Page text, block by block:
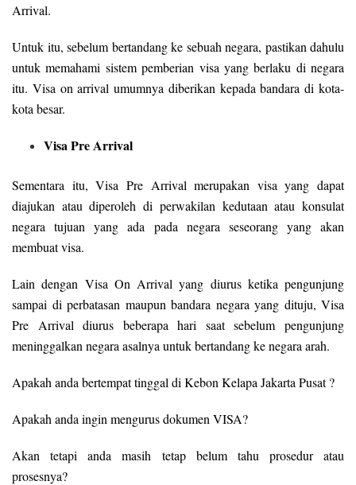
Arrival.
Untuk itu, sebelum bertandang ke sebuah negara, pastikan dahulu
untuk memahami sistem pemberian visa yang berlaku di negara
itu. Visa on arrival umumnya diberikan kepada bandara di kota-
kota besar.
Visa Pre Arrival
Sementara itu, Visa Pre Arrival merupakan visa yang dapat
diajukan atau diperoleh di perwakilan kedutaan atau konsulat
negara tujuan yang ada pada negara seseorang yang akan
membuat visa.
Lain dengan Visa On Arrival yang diurus ketika pengunjung
sampai di perbatasan maupun bandara negara yang dituju, Visa
Pre Arrival diurus beberapa hari saat sebelum pengunjung
meninggalkan negara asalnya untuk bertandang ke negara arah.
Apakah anda bertempat tinggal di Kebon Kelapa Jakarta Pusat ?
Apakah anda ingin mengurus dokumen VISA?
Akan tetapi anda masih tetap belum tahu prosedur atau
prosesnya?